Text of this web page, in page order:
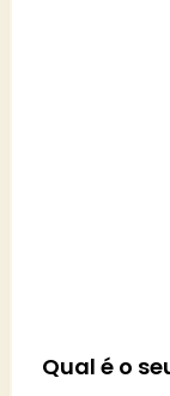
Qual é o